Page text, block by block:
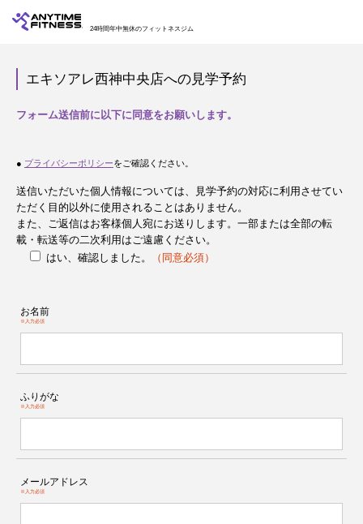
24時間年中無休のフィットネスジム
エキソアレ西神中央店への見学予約
フォーム送信前に以下に同意をお願いします。
● プライバシーポリシーをご確認ください。
送信いただいた個人情報については、見学予約の対応に利用させてい
ただく目的以外に使用されることはありません。
また、ご返信はお客様個人宛にお送りします。一部または全部の転
載・転送等の二次利用はご遠慮ください。
はい、確認しました。
（同意必須）
お名前
※入力必須
ふりがな
※入力必須
メールアドレス
※入力必須